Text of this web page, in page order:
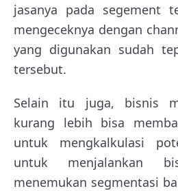
jasanya pada segement
mengeceknya dengan
yang digunakan sudah
tersebut.
Selain itu juga, bisnis
kurang lebih bisa
untuk mengkalkulasi
untuk menjalankan
menemukan segmentasi